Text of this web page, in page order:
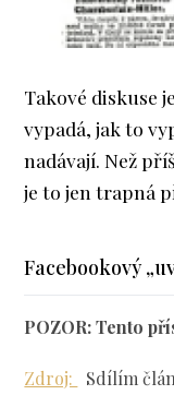
Takové diskuse
vypadá, jak to
nadávají. Než
je to jen trapná
Facebookový
POZOR: Tento
Zdroj:
Sdílím